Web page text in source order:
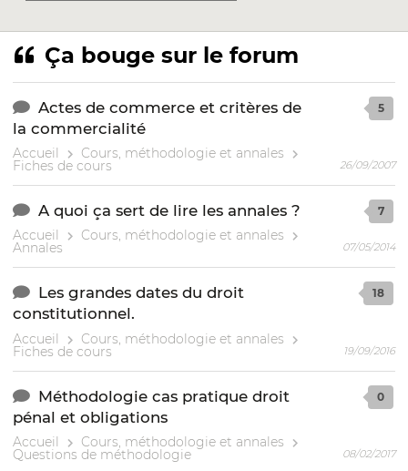
Ça bouge sur le forum
Actes de commerce et critères de
la commercialité
Accueil Cours, méthodologie et annales
Fiches de cours
5
26/09/2007
A quoi ça sert de lire les annales ?
Accueil Cours, méthodologie et annales
Annales
7
07/05/2014
Les grandes dates du droit
constitutionnel.
Accueil Cours, méthodologie et annales
Fiches de cours
18
19/09/2016
Méthodologie cas pratique droit
pénal et obligations
Accueil Cours, méthodologie et annales
Questions de méthodologie
0
08/02/2017